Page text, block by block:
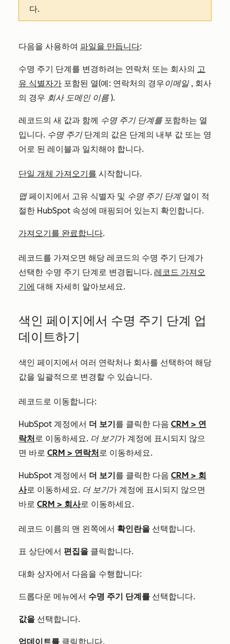
다.
다음을 사용하여 파일을 만듭니다:
수명 주기 단계를 변경하려는 연락처 또는 회사의 고
유 식별자가 포함된 열(예: 연락처의 경우이메일 , 회사
의 경우 회사 도메인 이름 ).
레코드의 새 값과 함께 수명 주기 단계를 포함하는 열
입니다. 수명 주기단계의 값은 단계의 내부 값 또는 영
어로 된 레이블과 일치해야 합니다.
단일 개체 가져오기를 시작합니다.
맵페이지에서 고유 식별자 및 수명 주기 단계열이 적
절한 HubSpot 속성에 매핑되어 있는지 확인합니다.
가져오기를 완료합니다.
레코드를 가져오면 해당 레코드의 수명 주기 단계가
선택한 수명 주기 단계로 변경됩니다. 레코드 가져오
기에 대해 자세히 알아보세요.
색인 페이지에서 수명 주기 단계 업
데이트하기
색인 페이지에서 여러 연락처나 회사를 선택하여 해당
값을 일괄적으로 변경할 수 있습니다.
레코드로 이동합니다:
HubSpot 계정에서 더 보기를 클릭한 다음 CRM > 연
락처로 이동하세요. 더 보기가 계정에 표시되지 않으
면 바로 CRM > 연락처로 이동하세요.
HubSpot 계정에서 더 보기를 클릭한 다음 CRM > 회
사로 이동하세요. 더 보기가 계정에 표시되지 않으면
바로 CRM > 회사로 이동하세요.
레코드 이름의 맨 왼쪽에서 확인란을 선택합니다.
표 상단에서 편집을 클릭합니다.
대화 상자에서 다음을 수행합니다:
드롭다운 메뉴에서 수명 주기 단계를 선택합니다.
값을 선택합니다.
업데이트를 클릭합니다.